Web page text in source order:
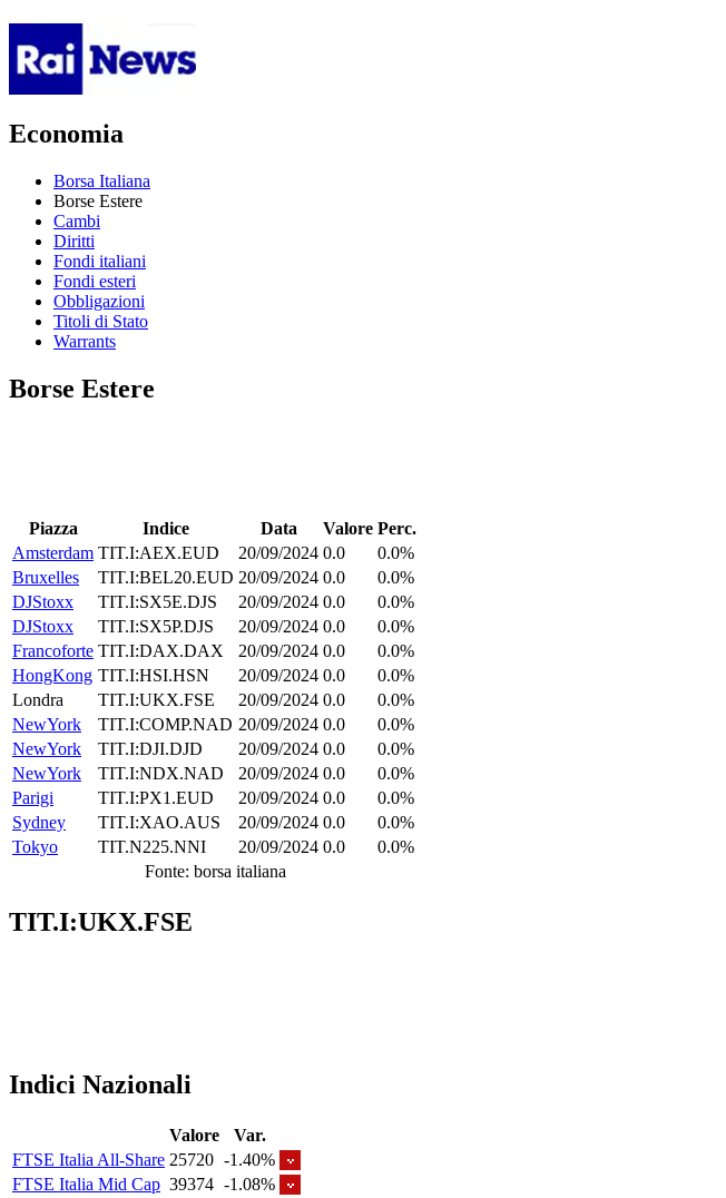
Economia
Borsa Italiana
Borse Estere
Cambi
Diritti
Fondi italiani
Fondi esteri
Obbligazioni
Titoli di Stato
Warrants
Borse Estere
Piazza Indice Data Valore Perc.
Amsterdam TIT.I:AEX.EUD 20/09/2024 0.0
0.0%
Bruxelles
TIT.I:BEL20.EUD 20/09/2024 0.0
0.0%
DJStoxx
TIT.I:SX5E.DJS 20/09/2024 0.0
0.0%
DJStoxx
TIT.I:SX5P.DJS 20/09/2024 0.0
0.0%
Francoforte TIT.I:DAX.DAX 20/09/2024 0.0
0.0%
HongKong TIT.I:HSI.HSN 20/09/2024 0.0
0.0%
Londra
TIT.I:UKX.FSE 20/09/2024 0.0
0.0%
NewYork
TIT.I:COMP.NAD 20/09/2024 0.0
0.0%
NewYork
TIT.I:DJI.DJD 20/09/2024 0.0
0.0%
NewYork
TIT.I:NDX.NAD 20/09/2024 0.0
0.0%
Parigi
TIT.I:PX1.EUD 20/09/2024 0.0
0.0%
Sydney
TIT.I:XAO.AUS 20/09/2024 0.0
0.0%
Tokyo
TIT.N225.NNI 20/09/2024 0.0
0.0%
Fonte: borsa italiana
TIT.I:UKX.FSE
Indici Nazionali
Valore
Var.
FTSE Italia All-Share 25720 -1.40%
FTSE Italia Mid Cap 39374 -1.08%